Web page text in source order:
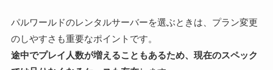
パルワールドのレンタルサーバーを選ぶときは、プラン変更
のしやすさも重要なポイントです。
途中でプレイ人数が増えることもあるため、現在のスペック